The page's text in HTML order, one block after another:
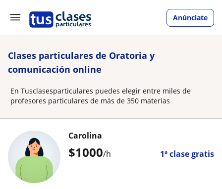
Anúnciate
Clases particulares de Oratoria y
comunicación online
En Tusclasesparticulares puedes elegir entre miles de
profesores particulares de más de 350 materias
$1000/h 1ª clase gratis
Carolina